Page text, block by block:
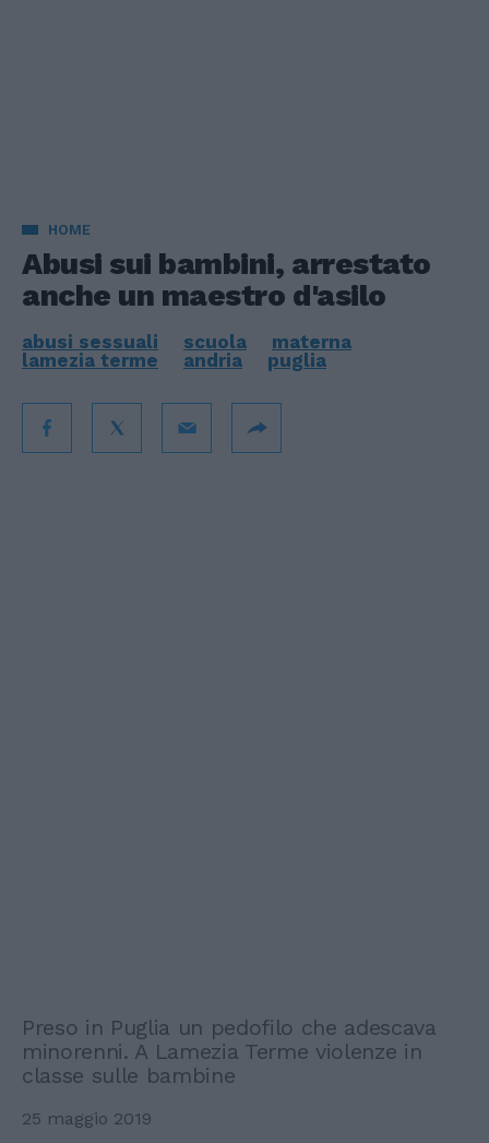
HOME
Abusi sui bambini, arrestato
anche un maestro d'asilo
abusi sessuali scuola
materna
lamezia terme
andria puglia
Preso in Puglia un pedofilo che adescava
minorenni. A Lamezia Terme violenze in
classe sulle bambine
25 maggio 2019